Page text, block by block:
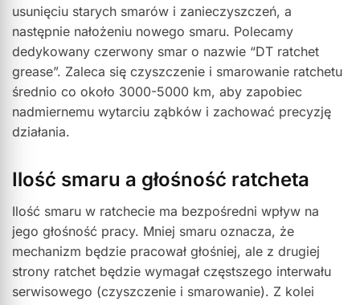
usunięciu starych smarów i zanieczyszczeń, a
następnie nałożeniu nowego smaru. Polecamy
dedykowany czerwony smar o nazwie “DT ratchet
grease”. Zaleca się czyszczenie i smarowanie ratchetu
średnio co około 3000-5000 km, aby zapobiec
nadmiernemu wytarciu ząbków i zachować precyzję
działania.
Ilość smaru a głośność ratcheta
Ilość smaru w ratchecie ma bezpośredni wpływ na
jego głośność pracy. Mniej smaru oznacza, że
mechanizm będzie pracował głośniej, ale z drugiej
strony ratchet będzie wymagał częstszego interwału
serwisowego (czyszczenie i smarowanie). Z kolei